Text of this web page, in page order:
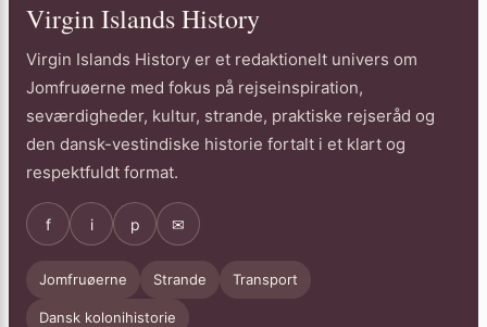
Virgin Islands History
Virgin Islands History er et redaktionelt univers om
Jomfruøerne med fokus på rejseinspiration,
seværdigheder, kultur, strande, praktiske rejseråd og
den dansk-vestindiske historie fortalt i et klart og
respektfuldt format.
f i p ✉
Jomfruøerne Strande Transport
Dansk kolonihistorie